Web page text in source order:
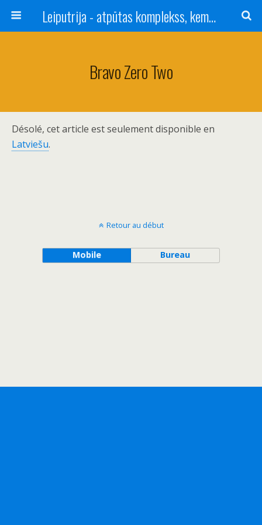
Leiputrija - atpūtas komplekss, kempings, viesu nams pie Rīgas / Camping, caravan site, bed and breakfast near Riga / Camping, caravanas, bungalows Letonia / Campingplatz, Caravanpark, Zimmer in Lettland / Kемпинг и гостевой дом к Риги
Bravo Zero Two
Désolé, cet article est seulement disponible en
Latviešu.
Retour au début
Mobile Bureau